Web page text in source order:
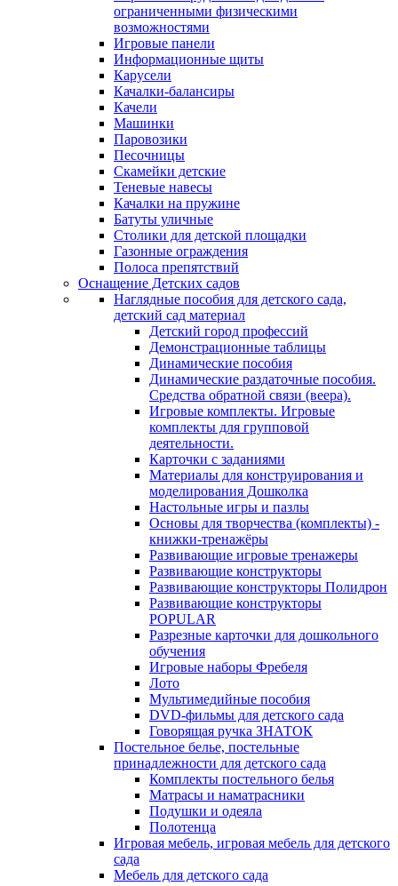
ограниченными физическими
возможностями
Игровые панели
Информационные щиты
Карусели
Качалки-балансиры
Качели
Машинки
Паровозики
Песочницы
Скамейки детские
Теневые навесы
Качалки на пружине
Батуты уличные
Столики для детской площадки
Газонные ограждения
Полоса препятствий
Оснащение Детских садов
Наглядные пособия для детского сада,
детский сад материал
Детский город профессий
Демонстрационные таблицы
Динамические пособия
Динамические раздаточные пособия.
Средства обратной связи (веера).
Игровые комплекты. Игровые
комплекты для групповой
деятельности.
Карточки с заданиями
Материалы для конструирования и
моделирования Дошколка
Настольные игры и пазлы
Основы для творчества (комплекты) -
книжки-тренажёры
Развивающие игровые тренажеры
Развивающие конструкторы
Развивающие конструкторы Полидрон
Развивающие конструкторы
POPULAR
Разрезные карточки для дошкольного
обучения
Игровые наборы Фребеля
Лото
Мультимедийные пособия
DVD-фильмы для детского сада
Говорящая ручка ЗНАТОК
Постельное белье, постельные
принадлежности для детского сада
Комплекты постельного белья
Матрасы и наматрасники
Подушки и одеяла
Полотенца
Игровая мебель, игровая мебель для детского
сада
Мебель для детского сада